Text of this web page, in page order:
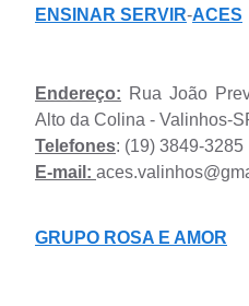
ENSINAR SERVIR-ACES
Endereço: Rua João
Alto da Colina - Valinhos-
Telefones: (19) 3849-3285
E-mail:
GRUPO ROSA E AMOR